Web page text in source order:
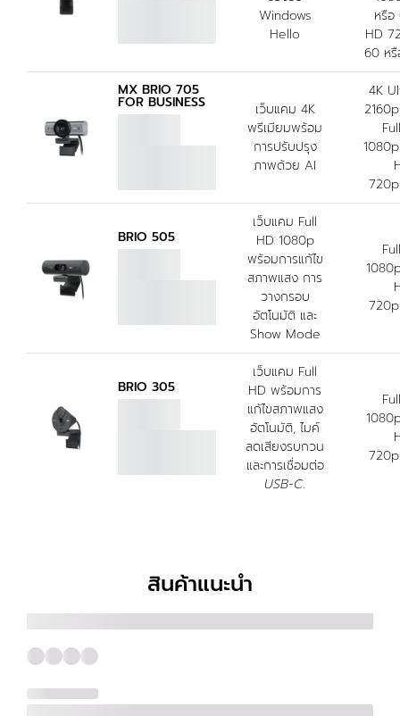
Windows
Hello
หรือ
HD
60 ห
MX BRIO 705
FOR BUSINESS
เว็บแคม 4K
พรีเมียมพร้อม
การปรับปรุง
ภาพด้วย AI
4K
BRIO 505
เว็บแคม Full
HD 1080p
พร้อมการแก้ไข
สภาพแสง การ
วางกรอบ
อัตโนมัติ และ
Show Mode
BRIO 305
เว็บแคม Full
HD พร้อมการ
แก้ไขสภาพแสง
อัตโนมัติ, ไมค์
ลดเสียงรบกวน
และการเชื่อมต่อ
USB-C.
สินค้าแนะนำ